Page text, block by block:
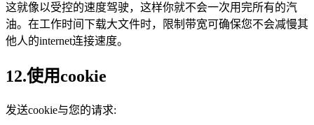
这就像以受控的速度驾驶，这样你就不会一次用完所有的汽
油。在工作时间下载大文件时，限制带宽可确保您不会减慢其
他人的internet连接速度。
12.使用cookie
发送cookie与您的请求: